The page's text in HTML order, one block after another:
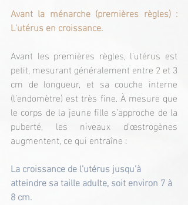
Avant la ménarche (premières règles) :
L'utérus en croissance.
Avant les premières règles, l’utérus est
petit, mesurant généralement entre 2 et 3
cm de longueur, et sa couche interne
(l’endomètre) est très fine. À mesure que
le corps de la jeune fille s’approche de la
puberté, les niveaux d’œstrogènes
augmentent, ce qui entraîne :
La croissance de l’utérus jusqu’à
atteindre sa taille adulte, soit environ 7 à
8 cm.